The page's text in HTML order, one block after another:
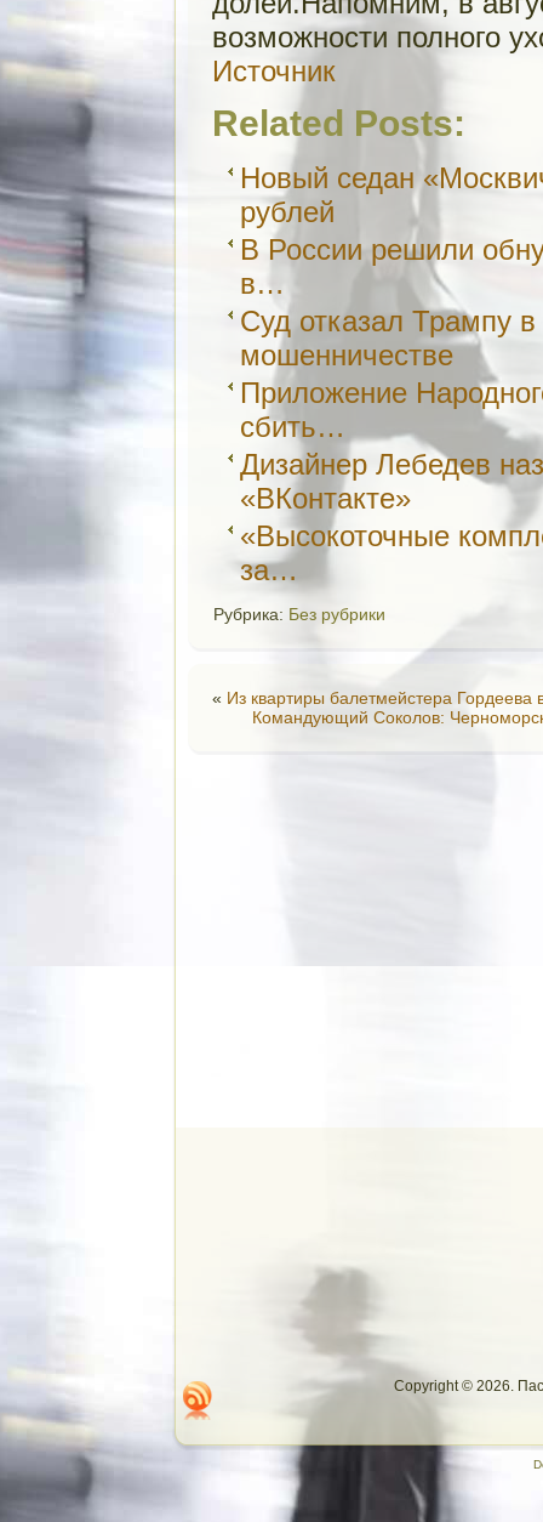
возможности полного
Источник
Related Posts:
Новый седан
рублей
В России решили
в…
Суд отказал Трампу
мошенничестве
Приложение
сбить…
Дизайнер Лебедев
«ВКонтакте»
«Высокоточные
за…
Рубрика: Без рубрики
« Из квартиры балетмейстера
Командующий Соколов:
Copyright © 2026.